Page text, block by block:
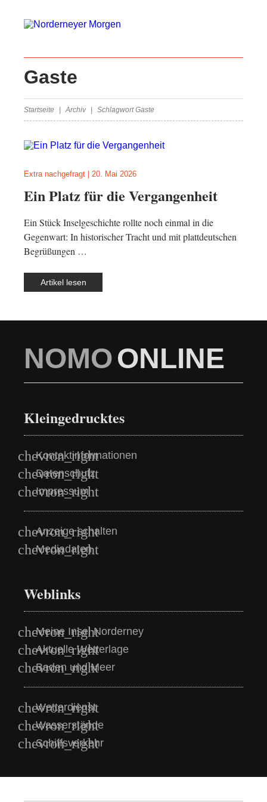
Gaste
Startseite Archiv Schlagwort Gaste
Extra nachgefragt 20. Mai 2026
Ein Platz für die Vergangenheit
Ein Stück Inselgeschichte rollte noch einmal in die
Gegenwart: In historischer Tracht und mit plattdeutschen
Begrüßungen …
Artikel lesen
NOMOONLINE
Kleingedrucktes
Kontaktinformationen
Datenschutz
Impressum
Anzeige schalten
Mediadaten
Weblinks
Meine Insel Norderney
Aktuelle Wetterlage
Baden und Meer
Wetterdienst
Wasserstände
Schiffsverkehr